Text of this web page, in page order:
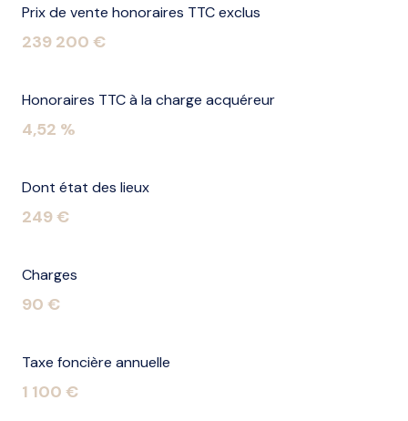
Prix de vente honoraires TTC exclus
239 200 €
Honoraires TTC à la charge acquéreur
4,52 %
Dont état des lieux
249 €
Charges
90 €
Taxe foncière annuelle
1 100 €